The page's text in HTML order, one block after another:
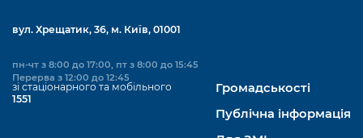
вул. Хрещатик, 36, м. Київ, 01001
пн-чт з 8:00 до 17:00, пт з 8:00 до 15:45
Перерва з 12:00 до 12:45
зі стаціонарного та мобільного
1551
Громадськості
Публічна інформація